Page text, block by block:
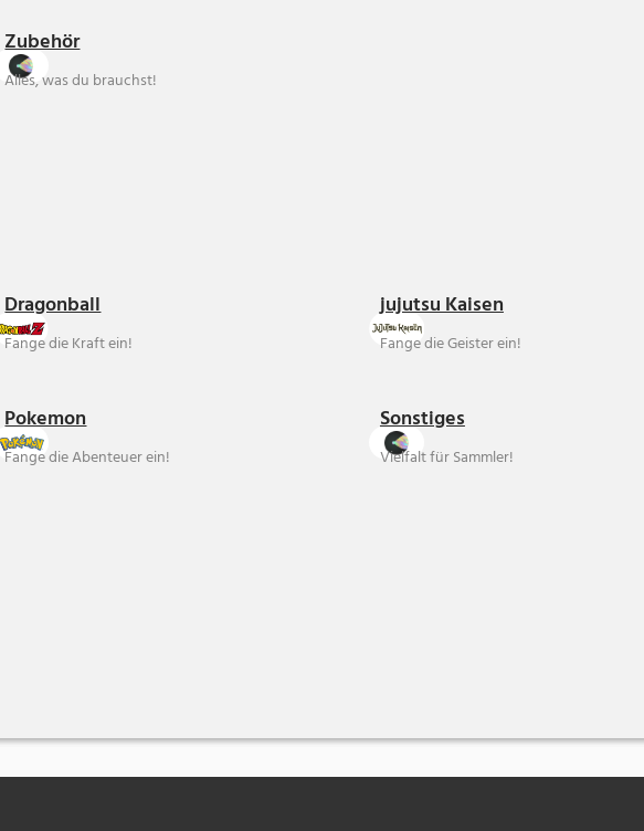
Zubehör
Alles, was du brauchst!
Dragonball
Fange die Kraft ein!
jujutsu Kaisen
Fange die Geister ein!
Pokemon
Fange die Abenteuer ein!
Sonstiges
Vielfalt für Sammler!